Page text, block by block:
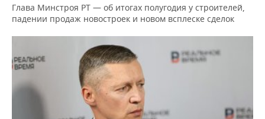
Глава Минстроя РТ — об итогах полугодия у строителей,
падении продаж новостроек и новом всплеске сделок